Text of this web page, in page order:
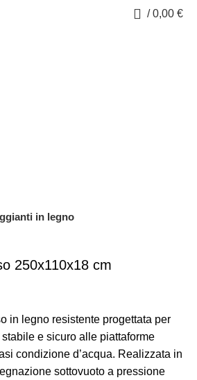
/ 0,00 €
in legno
250x110x18 cm
in legno resistente progettata per
e sicuro alle piattaforme
condizione d’acqua. Realizzata in
sottovuoto a pressione